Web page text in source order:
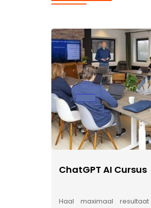
ChatGPT AI Cursus
Haal maximaal